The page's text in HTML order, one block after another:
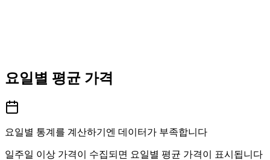
요일별 평균 가격
요일별 통계를 계산하기엔 데이터가 부족합니다
일주일 이상 가격이 수집되면 요일별 평균 가격이 표시됩니다